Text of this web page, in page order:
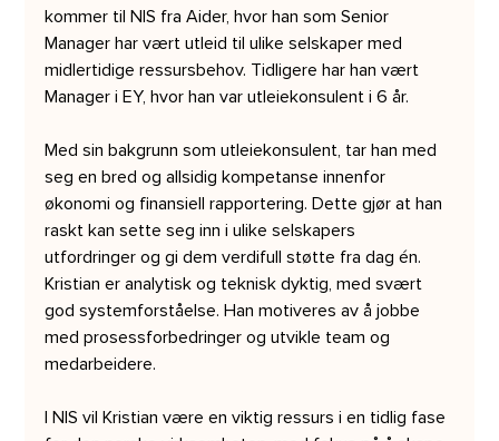
kommer til NIS fra Aider, hvor han som Senior
Manager har vært utleid til ulike selskaper med
midlertidige ressursbehov. Tidligere har han vært
Manager i EY, hvor han var utleiekonsulent i 6 år.
Med sin bakgrunn som utleiekonsulent, tar han med
seg en bred og allsidig kompetanse innenfor
økonomi og finansiell rapportering. Dette gjør at han
raskt kan sette seg inn i ulike selskapers
utfordringer og gi dem verdifull støtte fra dag én.
Kristian er analytisk og teknisk dyktig, med svært
god systemforståelse. Han motiveres av å jobbe
med prosessforbedringer og utvikle team og
medarbeidere.
I NIS vil Kristian være en viktig ressurs i en tidlig fase